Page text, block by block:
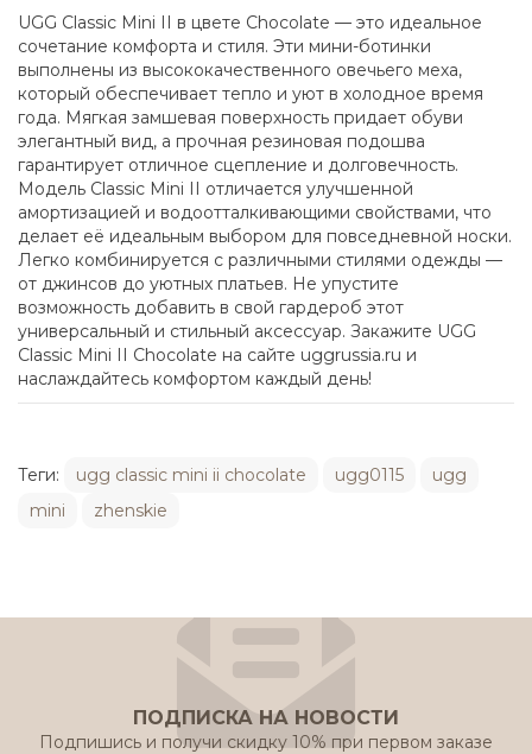
UGG Classic Mini II в цвете Chocolate — это идеальное
сочетание комфорта и стиля. Эти мини-ботинки
выполнены из высококачественного овечьего меха,
который обеспечивает тепло и уют в холодное время
года. Мягкая замшевая поверхность придает обуви
элегантный вид, а прочная резиновая подошва
гарантирует отличное сцепление и долговечность.
Модель Classic Mini II отличается улучшенной
амортизацией и водоотталкивающими свойствами, что
делает её идеальным выбором для повседневной носки.
Легко комбинируется с различными стилями одежды —
от джинсов до уютных платьев. Не упустите
возможность добавить в свой гардероб этот
универсальный и стильный аксессуар. Закажите UGG
Classic Mini II Chocolate на сайте uggrussia.ru и
наслаждайтесь комфортом каждый день!
Теги: ugg classic mini ii chocolate ugg0115
ugg
mini
zhenskie
ПОДПИСКА НА НОВОСТИ
Подпишись и получи скидку 10% при первом заказе